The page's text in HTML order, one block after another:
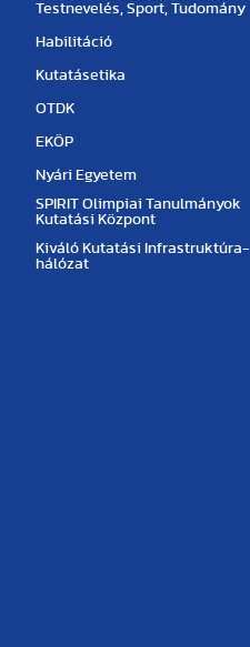
Testnevelés, Sport, Tudomány
Habilitáció
Kutatásetika
OTDK
EKÖP
Nyári Egyetem
SPIRIT Olimpiai Tanulmányok
Kutatási Központ
Kiváló Kutatási Infrastruktúra-
hálózat